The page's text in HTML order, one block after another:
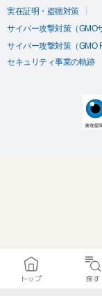
実在証明・盗聴対策
サイバー攻撃対策（GMO
サイバー攻撃対策（GMO
セキュリティ事業の軌跡
トップ 探す